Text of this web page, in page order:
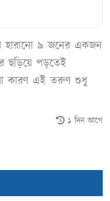
হারানো ৯ জনের একজন
ছড়িয়ে পড়তেই
কারণ এই তরুণ শুধু
১ দিন আগে